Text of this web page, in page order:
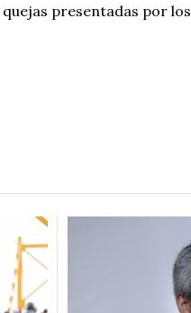
presentadas por los